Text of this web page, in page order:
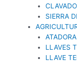
SIERRA
LLAVES
LLAVE